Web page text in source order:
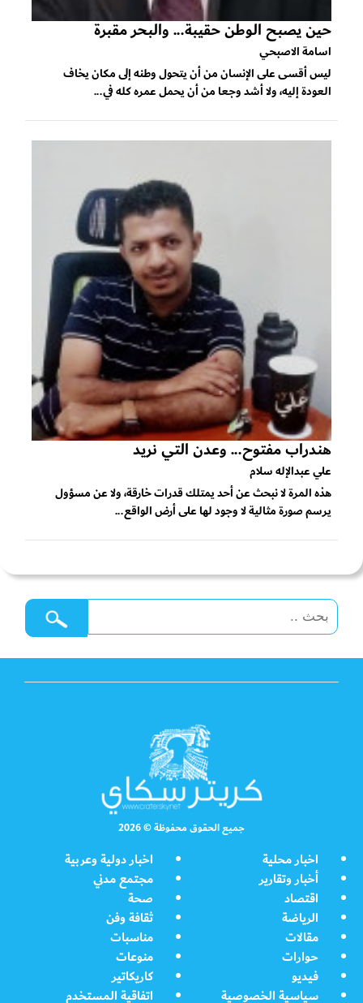
حين يصبح الوطن حقيبة... والبحر مقبرة
اسامة الاصبحي
ليس أقسى على الإنسان من أن يتحول وطنه إلى مكان يخاف
العودة إليه، ولا أشد وجعا من أن يحمل عمره كله في...
هندراب مفتوح... وعدن التي نريد
علي عبدالإله سلام
هذه المرة لا نبحث عن أحد يمتلك قدرات خارقة، ولا عن مسؤول
يرسم صورة مثالية لا وجود لها على أرض الواقع...
جميع الحقوق محفوظة © 2026
اخبار محلية
اخبار دولية وعربية
أخبار وتقارير
مجتمع مدني
اقتصاد
صحة
الرياضة
ثقافة وفن
مقالات
مناسبات
حوارات
منوعات
فيديو
كاريكاتير
سياسية الخصوصية
اتفاقية المستخدم